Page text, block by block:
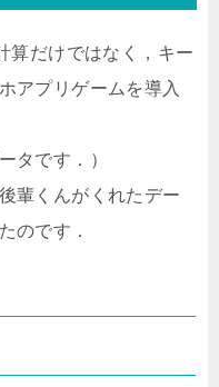
算だけではなく，キー
アプリゲームを導入
タです．）
輩くんがくれたデー
のです．